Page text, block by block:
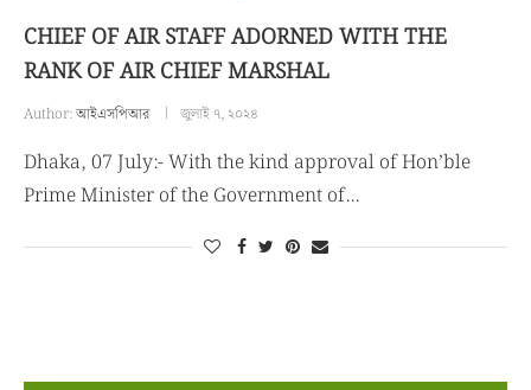
CHIEF OF AIR STAFF ADORNED WITH THE
RANK OF AIR CHIEF MARSHAL
Author:আইএসপিআর জুলাই ৭, ২০২৪
Dhaka, 07 July:- With the kind approval of Hon’ble
Prime Minister of the Government of…